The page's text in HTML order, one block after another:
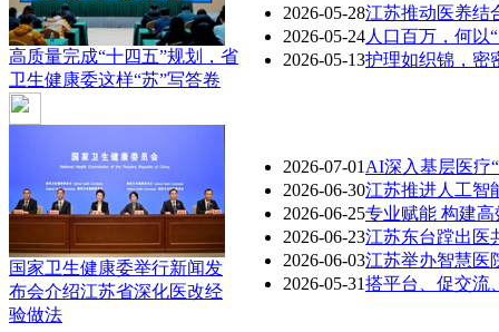
高质量完成“十四五”规划，省
卫生健康委这样“苏”写答卷
2026-05-28江苏推动医养结
2026-05-24人口百万，何以
2026-05-13护理如织锦，密
国家卫生健康委举行新闻发
布会介绍江苏省深化医改经
验做法
2026-07-01 AI深入基层医疗
2026-06-30江苏推进人工智
2026-06-25专业赋能 构建
2026-06-23江苏东台蹚出医
2026-06-03江苏举办智慧医
2026-05-31搭平台、促交流